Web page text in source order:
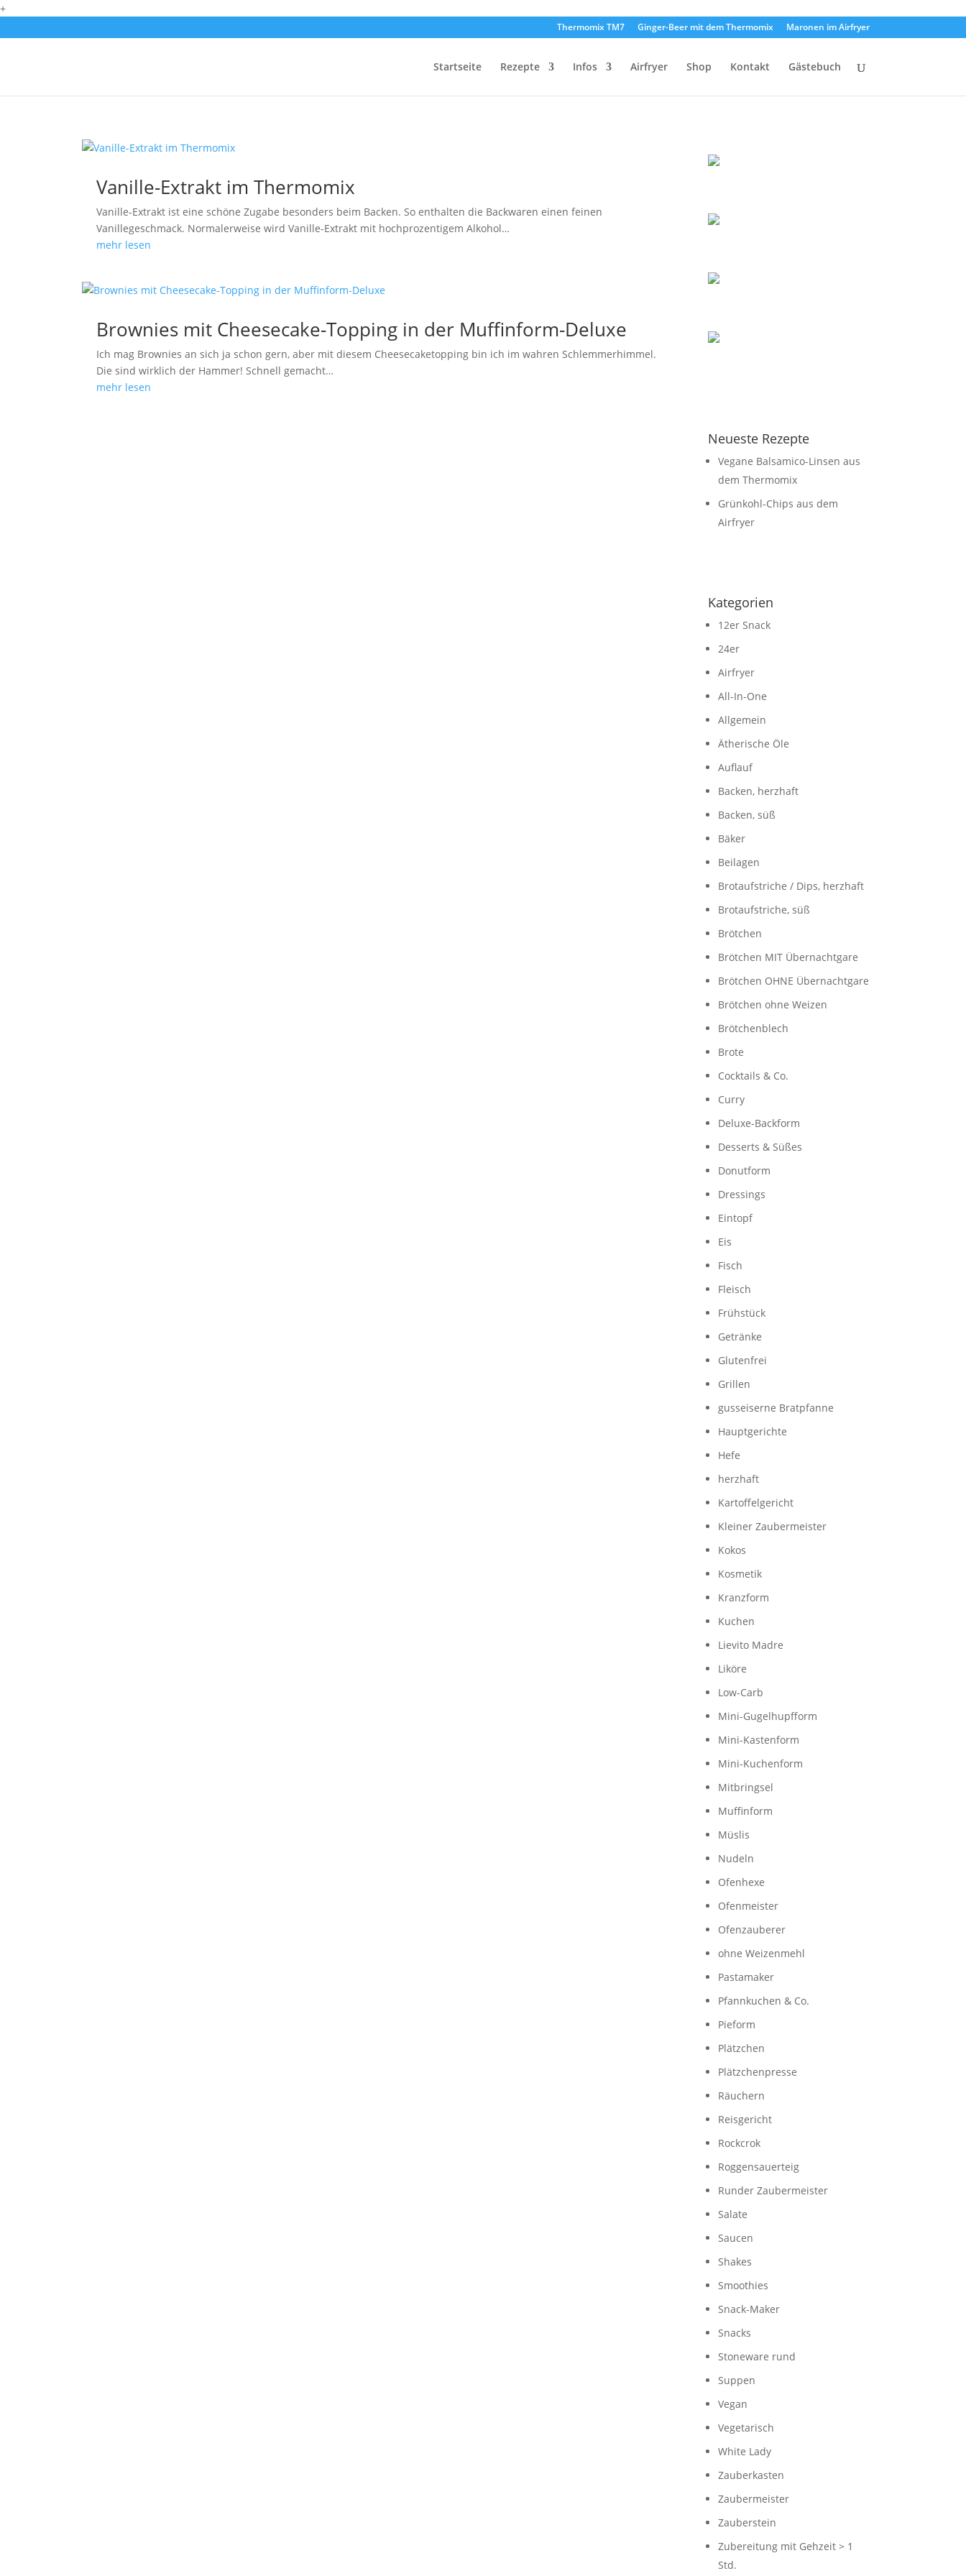
+
Thermomix TM7 Ginger-Beer mit dem Thermomix Maronen im Airfryer
Startseite Rezepte Infos Airfryer Shop Kontakt Gästebuch
Vanille-Extrakt im Thermomix
Vanille-Extrakt ist eine schöne Zugabe besonders beim Backen. So enthalten die Backwaren einen feinen
Vanillegeschmack. Normalerweise wird Vanille-Extrakt mit hochprozentigem Alkohol…
mehr lesen
Brownies mit Cheesecake-Topping in der Muffinform-Deluxe
Ich mag Brownies an sich ja schon gern, aber mit diesem Cheesecaketopping bin ich im wahren Schlemmerhimmel.
Die sind wirklich der Hammer! Schnell gemacht…
mehr lesen
Neueste Rezepte
Vegane Balsamico-Linsen aus
dem Thermomix
Grünkohl-Chips aus dem
Airfryer
Kategorien
12er Snack
24er
Airfryer
All-In-One
Allgemein
Ätherische Öle
Auflauf
Backen, herzhaft
Backen, süß
Bäker
Beilagen
Brotaufstriche / Dips, herzhaft
Brotaufstriche, süß
Brötchen
Brötchen MIT Übernachtgare
Brötchen OHNE Übernachtgare
Brötchen ohne Weizen
Brötchenblech
Brote
Cocktails & Co.
Curry
Deluxe-Backform
Desserts & Süßes
Donutform
Dressings
Eintopf
Eis
Fisch
Fleisch
Frühstück
Getränke
Glutenfrei
Grillen
gusseiserne Bratpfanne
Hauptgerichte
Hefe
herzhaft
Kartoffelgericht
Kleiner Zaubermeister
Kokos
Kosmetik
Kranzform
Kuchen
Lievito Madre
Liköre
Low-Carb
Mini-Gugelhupfform
Mini-Kastenform
Mini-Kuchenform
Mitbringsel
Muffinform
Müslis
Nudeln
Ofenhexe
Ofenmeister
Ofenzauberer
ohne Weizenmehl
Pastamaker
Pfannkuchen & Co.
Pieform
Plätzchen
Plätzchenpresse
Räuchern
Reisgericht
Rockcrok
Roggensauerteig
Runder Zaubermeister
Salate
Saucen
Shakes
Smoothies
Snack-Maker
Snacks
Stoneware rund
Suppen
Vegan
Vegetarisch
White Lady
Zauberkasten
Zaubermeister
Zauberstein
Zubereitung mit Gehzeit > 1
Std.